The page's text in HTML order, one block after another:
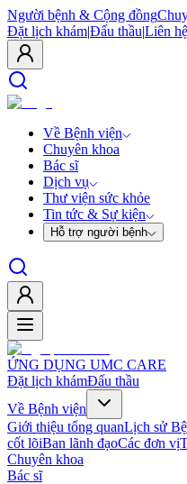
Người bệnh & Cộng đồng
Đặt lịch khám|Đấu thầu|Liên hệ
Về Bệnh viện
Chuyên khoa
Bác sĩ
Dịch vụ
Thư viện sức khỏe
Tin tức & Sự kiện
Hỗ trợ người bệnh
ỨNG DỤNG UMC CARE
Đặt lịch khámĐấu thầu
Về Bệnh viện
Giới thiệu tổng quanLịch sử
cốt lõiBan lãnh đạoCác đơn vị
Chuyên khoa
Bác sĩ